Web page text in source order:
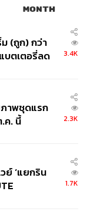
สาขาสันติภาพ
MONTH
ม (ถูก) กว่า
บตเตอรี่ลด
3.4K
าพชุดแรก
ค. นี้
2.3K
ย์ ‘แยกริน
1.7K